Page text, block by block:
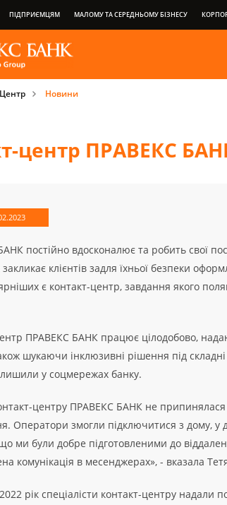
ПІДПРИЄМЦЯМ МАЛОМУ ТА СЕРЕДНЬОМУ БІЗНЕСУ
ПРО БАНК
КАРТОК
Новини
центр ПРАВЕКС
постійно вдосконалює та робить свої
закликає клієнтів задля їхньої безпеки
є контакт-центр, завдання якого
ПРАВЕКС БАНК працює цілодобово,
шукаючи інклюзивні рішення під
у соцмережах банку.
центру ПРАВЕКС БАНК не
Оператори змогли підключитися з дому, у
ми були добре підготовленими до
комунікація в месенджерах», - вказала
рік спеціалісти контакт-центру надали